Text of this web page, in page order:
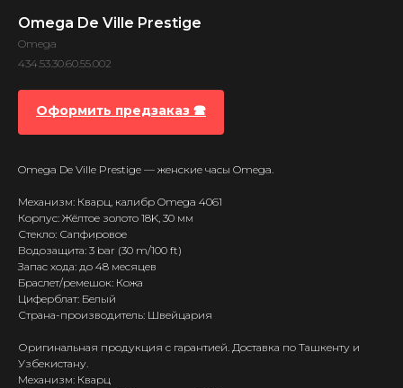
Omega De Ville Prestige
Omega
434.53.30.60.55.002
Оформить предзаказ 🕿
Omega De Ville Prestige — женские часы Omega.
Механизм: Кварц, калибр Omega 4061
Корпус: Жёлтое золото 18K, 30 мм
Стекло: Сапфировое
Водозащита: 3 bar (30 m/100 ft)
Запас хода: до 48 месяцев
Браслет/ремешок: Кожа
Циферблат: Белый
Страна-производитель: Швейцария
Оригинальная продукция с гарантией. Доставка по Ташкенту и
Узбекистану.
Механизм: Кварц